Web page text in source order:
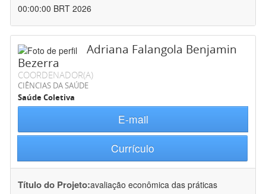
00:00:00 BRT 2026
Adriana Falangola Benjamin
Bezerra
COORDENADOR(A)
CIÊNCIAS DA SAÚDE
Saúde Coletiva
E-mail
Currículo
Título do Projeto:avaliação econômica das práticas